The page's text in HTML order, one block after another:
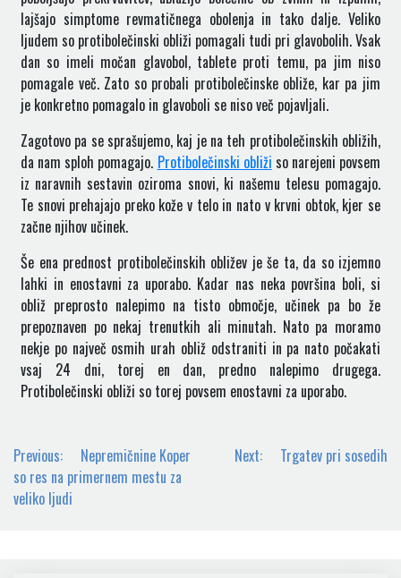
lajšajo simptome revmatičnega obolenja in tako dalje. Veliko
ljudem so protibolečinski obliži pomagali tudi pri glavobolih. Vsak
dan so imeli močan glavobol, tablete proti temu, pa jim niso
pomagale več. Zato so probali protibolečinske obliže, kar pa jim
je konkretno pomagalo in glavoboli se niso več pojavljali.
Zagotovo pa se sprašujemo, kaj je na teh protibolečinskih obližih,
da nam sploh pomagajo. Protibolečinski obliži so narejeni povsem
iz naravnih sestavin oziroma snovi, ki našemu telesu pomagajo.
Te snovi prehajajo preko kože v telo in nato v krvni obtok, kjer se
začne njihov učinek.
Še ena prednost protibolečinskih obližev je še ta, da so izjemno
lahki in enostavni za uporabo. Kadar nas neka površina boli, si
obliž preprosto nalepimo na tisto območje, učinek pa bo že
prepoznaven po nekaj trenutkih ali minutah. Nato pa moramo
nekje po največ osmih urah obliž odstraniti in pa nato počakati
vsaj 24 dni, torej en dan, predno nalepimo drugega.
Protibolečinski obliži so torej povsem enostavni za uporabo.
Navigacija
prispevka
Previous:
Nepremičnine Koper
so res na primernem mestu za
veliko ljudi
Next: Trgatev pri sosedih